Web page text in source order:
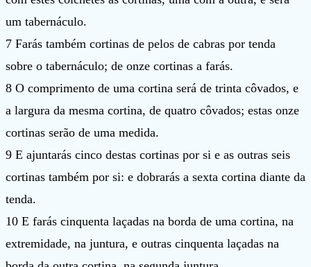
um tabernáculo.
7 Farás também cortinas de pelos de cabras por tenda
sobre o tabernáculo; de onze cortinas a farás.
8 O comprimento de uma cortina será de trinta côvados, e
a largura da mesma cortina, de quatro côvados; estas onze
cortinas serão de uma medida.
9 E ajuntarás cinco destas cortinas por si e as outras seis
cortinas também por si: e dobrarás a sexta cortina diante da
tenda.
10 E farás cinquenta laçadas na borda de uma cortina, na
extremidade, na juntura, e outras cinquenta laçadas na